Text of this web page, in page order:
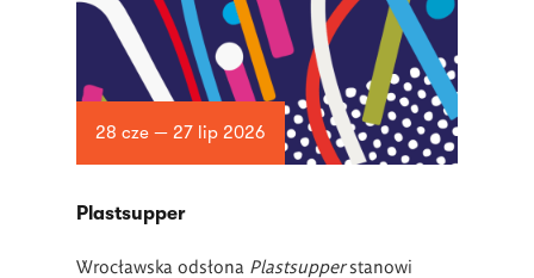
28 cze — 27 lip 2026
Plastsupper
Wrocławska odsłona Plastsupperstanowi